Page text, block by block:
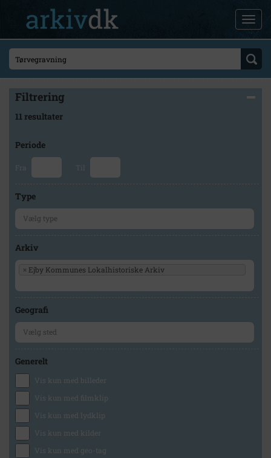
Filtrering
11 resultater
Periode
Fra Til
Type
Arkiv
× Ejby Kommunes Lokalhistoriske Arkiv
Geografi
Generelt
Vis kun med billeder
Vis kun med filmklip
Vis kun med lydklip
Vis kun med kilder
Vis kun med geo-tag